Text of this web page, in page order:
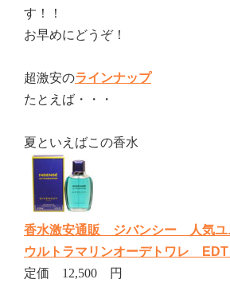
す！！
お早めにどうぞ！
超激安のラインナップ
たとえば・・・
夏といえばこの香水
香水激安通販 ジバンシー 人気
ウルトラマリンオーデトワレ EDT
定価 12,500 円